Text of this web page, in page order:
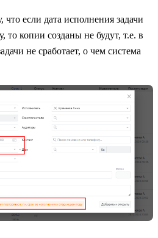
если дата исполнения задачи
копии созданы не будут, т.е. в
не сработает, о чем система